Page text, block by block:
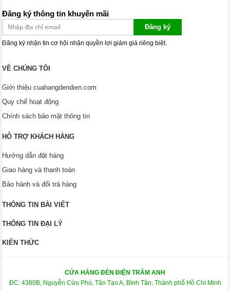
Đăng ký thông tin khuyến mãi
Đăng ký
Đăng ký nhận tin cơ hội nhận quyền lợi giảm giá riêng biệt.
VỀ CHÚNG TÔI
Giới thiệu cuahangdendien.com
Quy chế hoạt động
Chính sách bảo mật thông tin
HỖ TRỢ KHÁCH HÀNG
Hướng dẫn đặt hàng
Giao hàng và thanh toán
Bảo hành và đổi trả hàng
THÔNG TIN BÀI VIẾT
THÔNG TIN ĐẠI LÝ
KIẾN THỨC
CỬA HÀNG ĐÈN ĐIỆN TRÂM ANH
ĐC: 4380B, Nguyễn Cửu Phú, Tân Tạo A, Bình Tân, Thành phố Hồ Chí Minh